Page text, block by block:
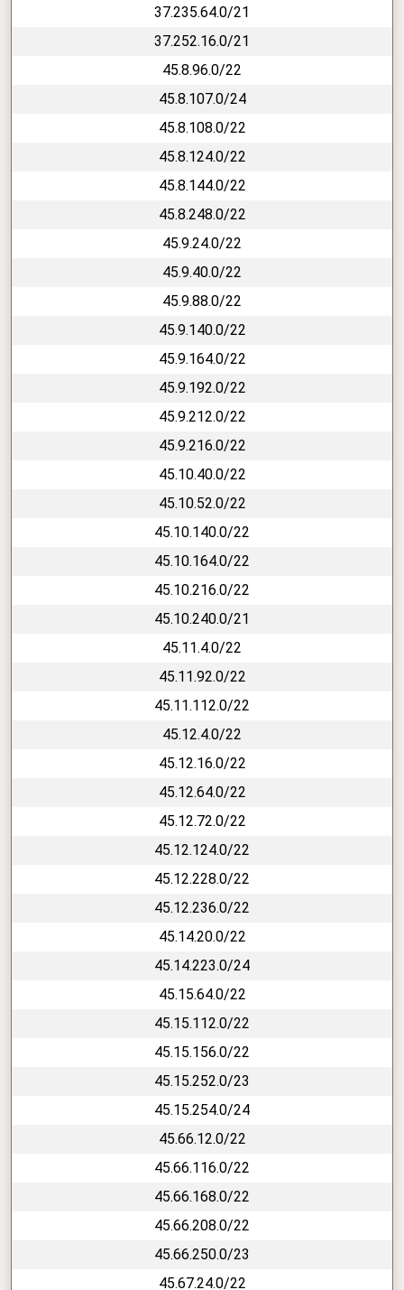
37.235.64.0/21
37.252.16.0/21
45.8.96.0/22
45.8.107.0/24
45.8.108.0/22
45.8.124.0/22
45.8.144.0/22
45.8.248.0/22
45.9.24.0/22
45.9.40.0/22
45.9.88.0/22
45.9.140.0/22
45.9.164.0/22
45.9.192.0/22
45.9.212.0/22
45.9.216.0/22
45.10.40.0/22
45.10.52.0/22
45.10.140.0/22
45.10.164.0/22
45.10.216.0/22
45.10.240.0/21
45.11.4.0/22
45.11.92.0/22
45.11.112.0/22
45.12.4.0/22
45.12.16.0/22
45.12.64.0/22
45.12.72.0/22
45.12.124.0/22
45.12.228.0/22
45.12.236.0/22
45.14.20.0/22
45.14.223.0/24
45.15.64.0/22
45.15.112.0/22
45.15.156.0/22
45.15.252.0/23
45.15.254.0/24
45.66.12.0/22
45.66.116.0/22
45.66.168.0/22
45.66.208.0/22
45.66.250.0/23
45.67.24.0/22